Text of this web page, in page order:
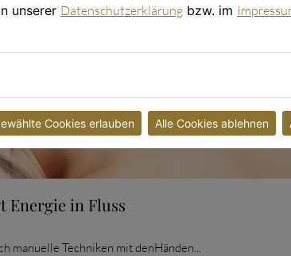
Energie in Fluss
manuelle Techniken mit denHänden...
unserer Datenschutzerklärung bzw. im
Cookies erlauben Alle Cookies ablehnen